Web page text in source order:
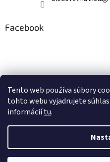
Tento web používa súbory
tohto webu vyjadrujete
informáciítu.
Facebook